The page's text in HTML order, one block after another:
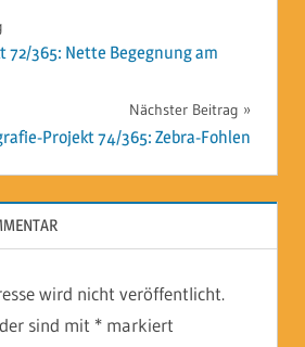
72/365: Nette Begegnung am
Nächster Beitrag
Projekt 74/365: Zebra-Fohlen
wird nicht veröffentlicht.
sind mit *markiert